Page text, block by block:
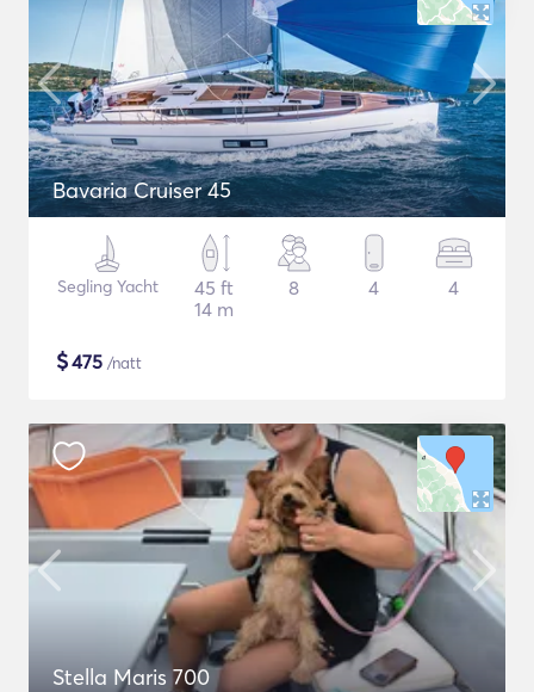
Bavaria Cruiser 45
Segling Yacht
45 ft
14 m
8 4 4
$475 /natt
Stella Maris 700